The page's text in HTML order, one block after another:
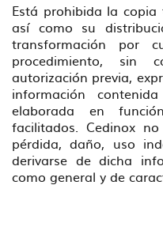
Está prohibida la
así como su
transformación por
procedimiento,
autorización previa,
información
elaborada en
facilitados. Cedinox
pérdida, daño, uso
derivarse de dicha
como general y de